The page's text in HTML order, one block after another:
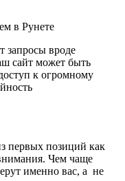
в Рунете
запросы вроде
сайт может быть
к огромному
первых позиций как
Чем чаще
именно вас, а не